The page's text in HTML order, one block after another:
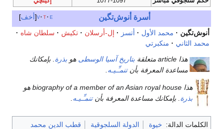
أخف v t e أسرة أنوش‌تگين
أنوش‌تگين محمد الأول أتسز إل-أرسلان تكيش
سلطان شاه
محمد الثاني
منكبرتي
هذا article متعلقة
بتاريخ آسيا الوسطى هو بذرة . بإمكانك
مساعدة المعرفة بأنتنمـِّـيـه
هذا biography of a member of an Asian royal house هو
بذرة . بإمكانك مساعدة المعرفة بأنتنمـِّـيـه
الكلمات الدالة: خيوة الدولة السلجوقية
قطب الدين محمد